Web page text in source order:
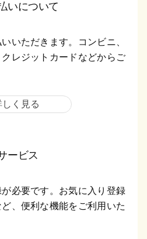
いについて
いただきます。コンビニ、
レジットカードなどからご
しく見る
ービス
必要です。お気に入り登録
、便利な機能をご利用いた